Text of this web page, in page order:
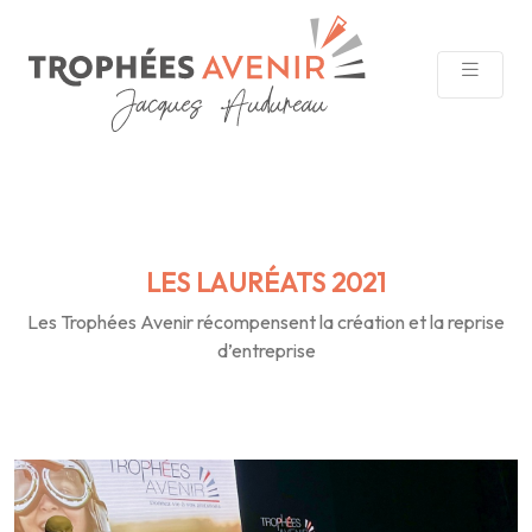
LES LAURÉATS 2021
Les Trophées Avenir récompensent la création et la reprise
d’entreprise